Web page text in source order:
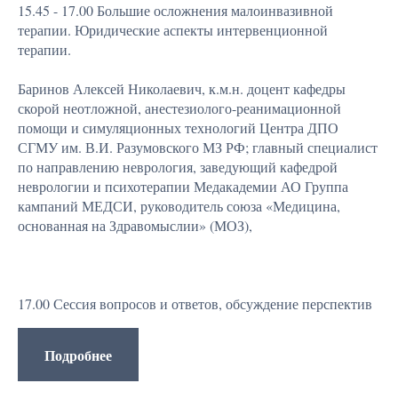
15.45 - 17.00 Большие осложнения малоинвазивной
терапии. Юридические аспекты интервенционной
терапии.
Баринов Алексей Николаевич, к.м.н. доцент кафедры
скорой неотложной, анестезиолого-реанимационной
помощи и симуляционных технологий Центра ДПО
СГМУ им. В.И. Разумовского МЗ РФ; главный специалист
по направлению неврология, заведующий кафедрой
неврологии и психотерапии Медакадемии АО Группа
кампаний МЕДСИ, руководитель союза «Медицина,
основанная на Здравомыслии» (МОЗ),
17.00 Сессия вопросов и ответов, обсуждение перспектив
Подробнее